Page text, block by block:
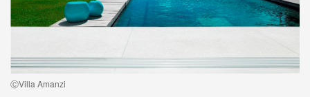
ⒸVilla Amanzi